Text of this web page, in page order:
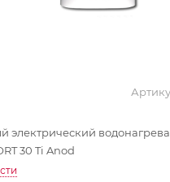
электрический
30 Ti Anod